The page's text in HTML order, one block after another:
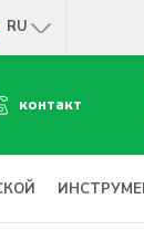
RU
контакт